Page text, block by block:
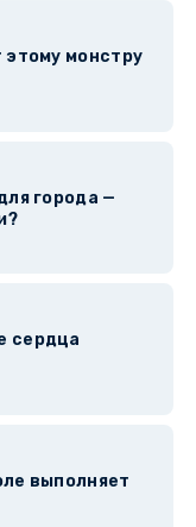
монстру
города —
сердца
выполняет